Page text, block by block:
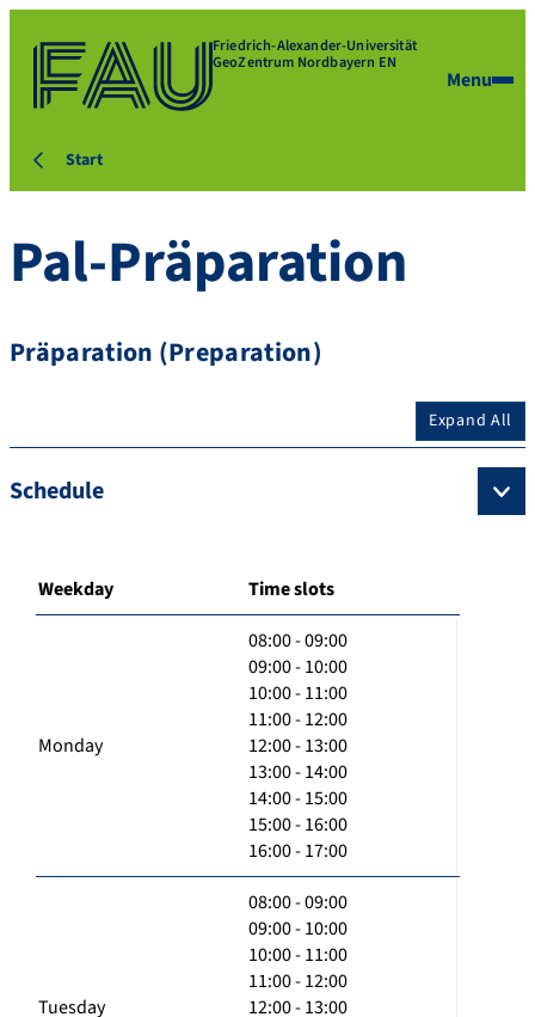
Friedrich-Alexander-Universität
GeoZentrum Nordbayern EN
Menu
Start
Pal-Präparation
Präparation (Preparation)
Expand All
Schedule
Weekday Time slots
Monday
08:00 - 09:00
09:00 - 10:00
10:00 - 11:00
11:00 - 12:00
12:00 - 13:00
13:00 - 14:00
14:00 - 15:00
15:00 - 16:00
16:00 - 17:00
Tuesday
08:00 - 09:00
09:00 - 10:00
10:00 - 11:00
11:00 - 12:00
12:00 - 13:00